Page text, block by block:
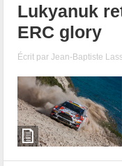
Lukyanuk
ERC glory
Écrit parJean-Baptiste